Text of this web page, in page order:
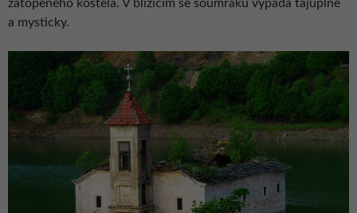
zatopeného kostela. V blížícím se soumraku vypadá tajuplně
a mysticky.